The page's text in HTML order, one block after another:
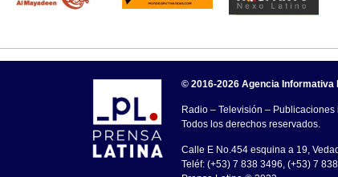
© 2016-2026 Agencia Informativa
Radio – Televisión –
Todos los derechos reservados.
Calle E No.454 esquina a 19,
Teléf: (+53) 7 838 3496, (+53) 7